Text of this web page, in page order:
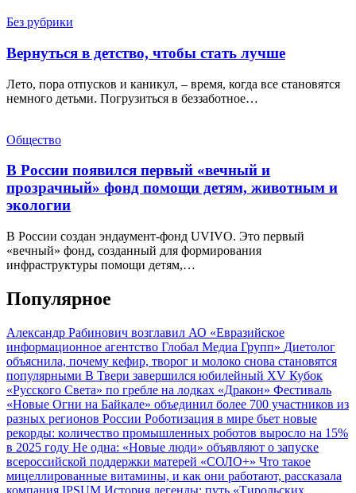
Без рубрики
Вернуться в детство, чтобы стать лучше
Лето, пора отпусков и каникул, – время, когда все становятся
немного детьми. Погрузиться в беззаботное…
Общество
В России появился первый «вечный и
прозрачный» фонд помощи детям, животным и
экологии
В России создан эндаумент-фонд UVIVO. Это первый
«вечный» фонд, созданный для формирования
инфраструктуры помощи детям,…
Популярное
Александр Рабинович возглавил АО «Евразийское
информационное агентство Глобал Медиа Групп» Диетолог
объяснила, почему кефир, творог и молоко снова становятся
популярными В Твери завершился юбилейный XV Кубок
«Русского Света» по гребле на лодках «Дракон» Фестиваль
«Новые Огни на Байкале» объединил более 700 участников из
разных регионов России Роботизация в мире бьет новые
рекорды: количество промышленных роботов выросло на 15%
в 2025 году Не одна: «Новые люди» объявляют о запуске
всероссийской поддержки матерей «СОЛО+» Что такое
мицеллированные витамины, и как они работают, рассказала
компания IPSUM История легенды: путь «Тирольских